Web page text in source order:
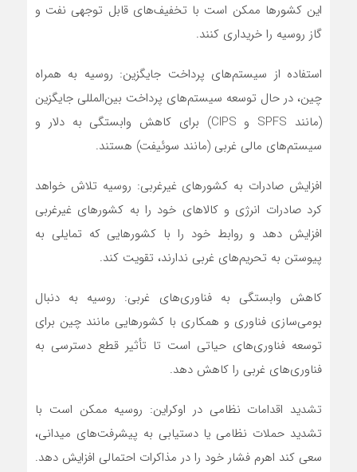
این کشورها ممکن است با تخفیف‌های قابل توجهی نفت و
گاز روسیه را خریداری کنند.
استفاده از سیستم‌های پرداخت جایگزین: روسیه به همراه
چین، در حال توسعه سیستم‌های پرداخت بین‌المللی جایگزین
(مانند SPFS و CIPS) برای کاهش وابستگی به دلار و
سیستم‌های مالی غربی (مانند سوئیفت) هستند.
افزایش صادرات به کشورهای غیرغربی: روسیه تلاش خواهد
کرد صادرات انرژی و کالاهای خود را به کشورهای غیرغربی
افزایش دهد و روابط خود را با کشورهایی که تمایلی به
پیوستن به تحریم‌های غربی ندارند، تقویت کند.
کاهش وابستگی به فناوری‌های غربی: روسیه به دنبال
بومی‌سازی فناوری و همکاری با کشورهایی مانند چین برای
توسعه فناوری‌های حیاتی است تا تأثیر قطع دسترسی به
فناوری‌های غربی را کاهش دهد.
تشدید اقدامات نظامی در اوکراین: روسیه ممکن است با
تشدید حملات نظامی یا دستیابی به پیشرفت‌های میدانی،
سعی کند اهرم فشار خود را در مذاکرات احتمالی افزایش دهد.